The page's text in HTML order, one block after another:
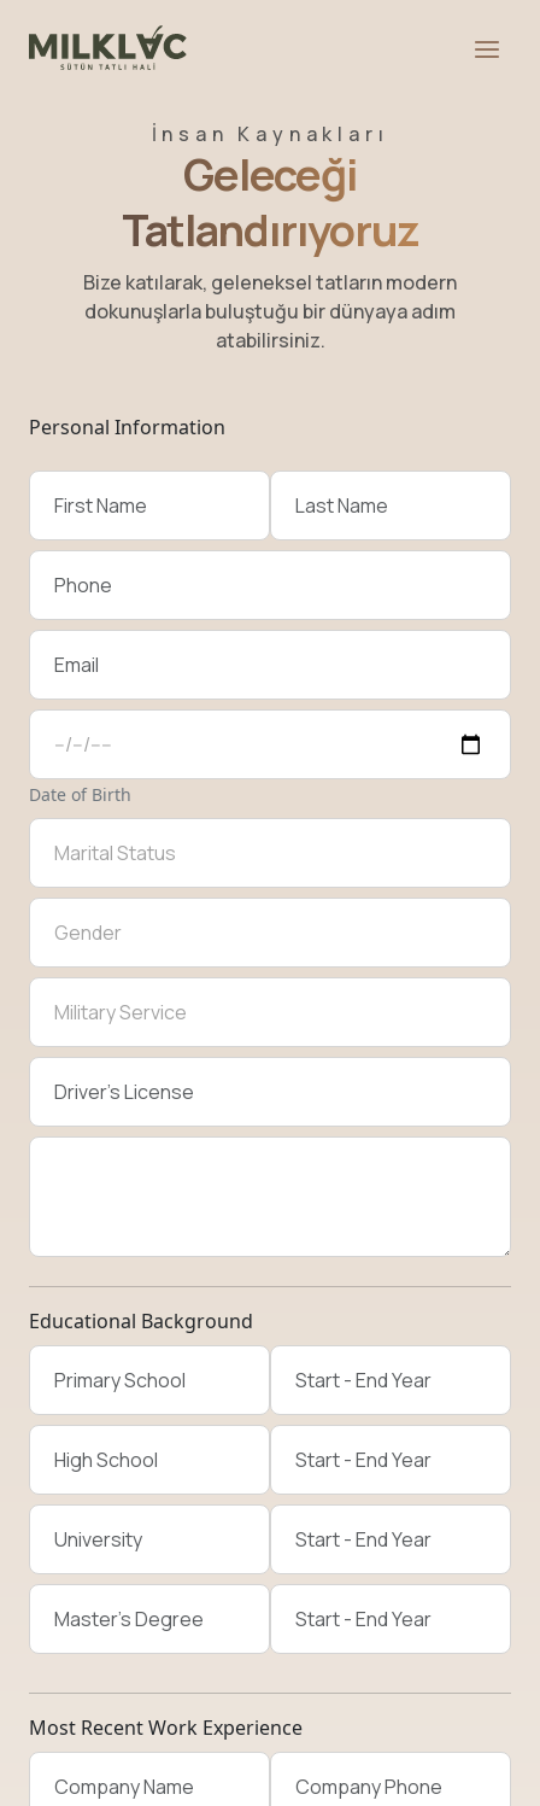
İnsan Kaynakları
Geleceği
Tatlandırıyoruz
Bize katılarak, geleneksel tatların modern
dokunuşlarla buluştuğu bir dünyaya adım
atabilirsiniz.
Personal Information
Date of Birth
Educational Background
Most Recent Work Experience